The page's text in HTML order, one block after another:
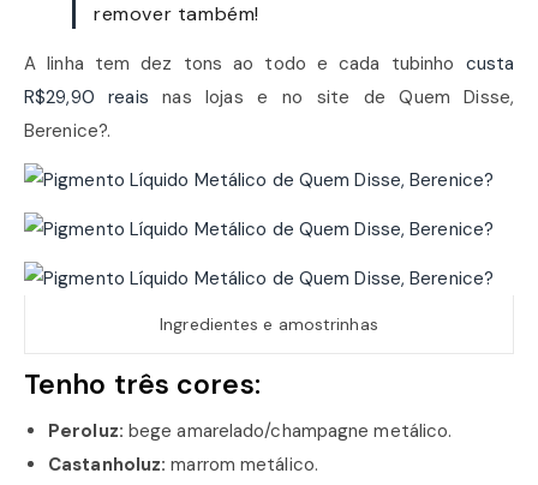
remover também!
A linha tem dez tons ao todo e cada tubinho custa
R$29,90 reais nas lojas e no site de Quem Disse,
Berenice?.
Ingredientes e amostrinhas
Tenho três cores:
Peroluz: bege amarelado/champagne metálico.
Castanholuz: marrom metálico.